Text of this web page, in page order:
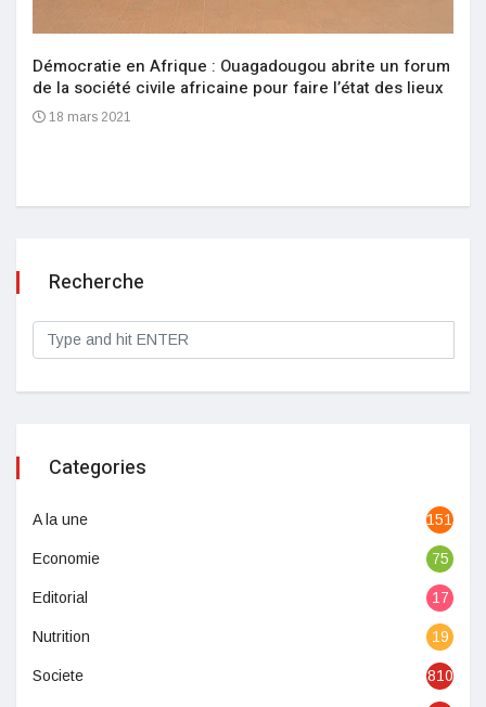
Démocratie en Afrique : Ouagadougou abrite un forum
de la société civile africaine pour faire l’état des lieux
18 mars 2021
Recherche
Categories
A la une 1513
Economie 75
Editorial 17
Nutrition 19
Societe 810